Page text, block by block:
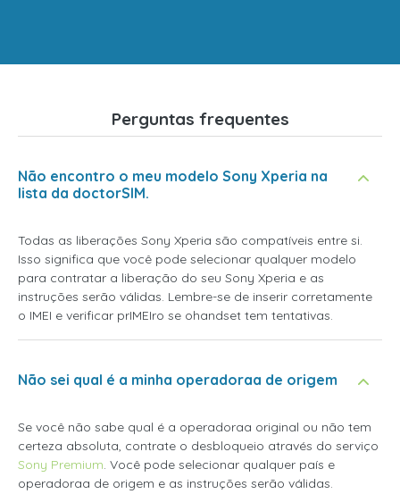
Perguntas frequentes
Não encontro o meu modelo Sony Xperia na
lista da doctorSIM.
Todas as liberações Sony Xperia são compatíveis entre si.
Isso significa que você pode selecionar qualquer modelo
para contratar a liberação do seu Sony Xperia e as
instruções serão válidas. Lembre-se de inserir corretamente
o IMEI e verificar prIMEIro se ohandset tem tentativas.
Não sei qual é a minha operadoraa de origem
Se você não sabe qual é a operadoraa original ou não tem
certeza absoluta, contrate o desbloqueio através do serviço
Sony Premium. Você pode selecionar qualquer país e
operadoraa de origem e as instruções serão válidas.